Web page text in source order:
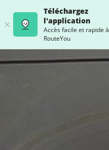
Téléchargez
l'application
Accès facile et rapide à
RouteYou